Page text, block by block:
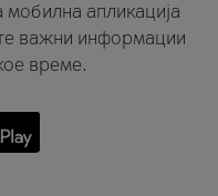
мобилна апликација
важни информации
време.